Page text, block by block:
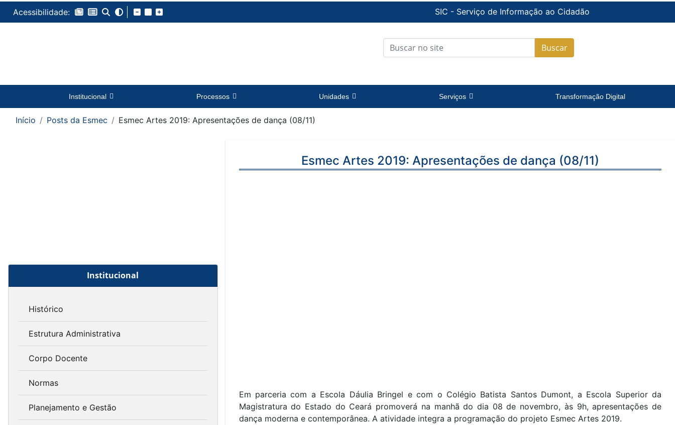
Acessibilidade: SIC - Serviço de Informação ao Cidadão
Buscar
Institucional Processos Unidades Serviços Transformação Digital
Início Posts da Esmec Esmec Artes 2019: Apresentações de dança (08/11)
Institucional
Histórico
Estrutura Administrativa
Corpo Docente
Normas
Planejamento e Gestão
Esmec Artes 2019: Apresentações de dança (08/11)
Em parceria com a Escola Dáulia Bringel e com o Colégio Batista Santos Dumont, a Escola Superior da
Magistratura do Estado do Ceará promoverá na manhã do dia 08 de novembro, às 9h, apresentações de
dança moderna e contemporânea. A atividade integra a programação do projeto Esmec Artes 2019.